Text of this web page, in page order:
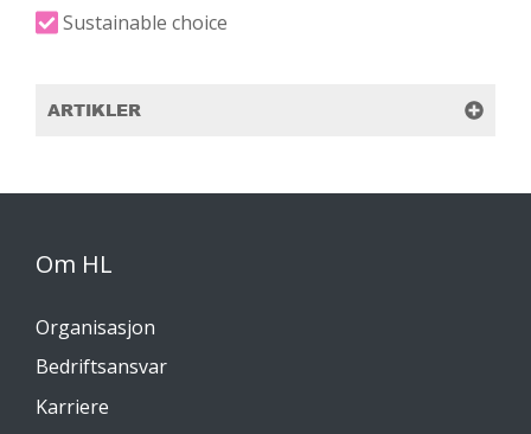
Sustainable choice
ARTIKLER
Om HL
Organisasjon
Bedriftsansvar
Karriere